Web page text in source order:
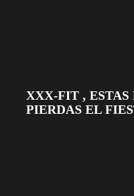
XXX-FIT , ESTAS
PIERDAS EL